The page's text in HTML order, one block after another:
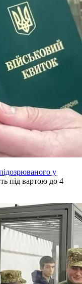
у
під вартою до 4